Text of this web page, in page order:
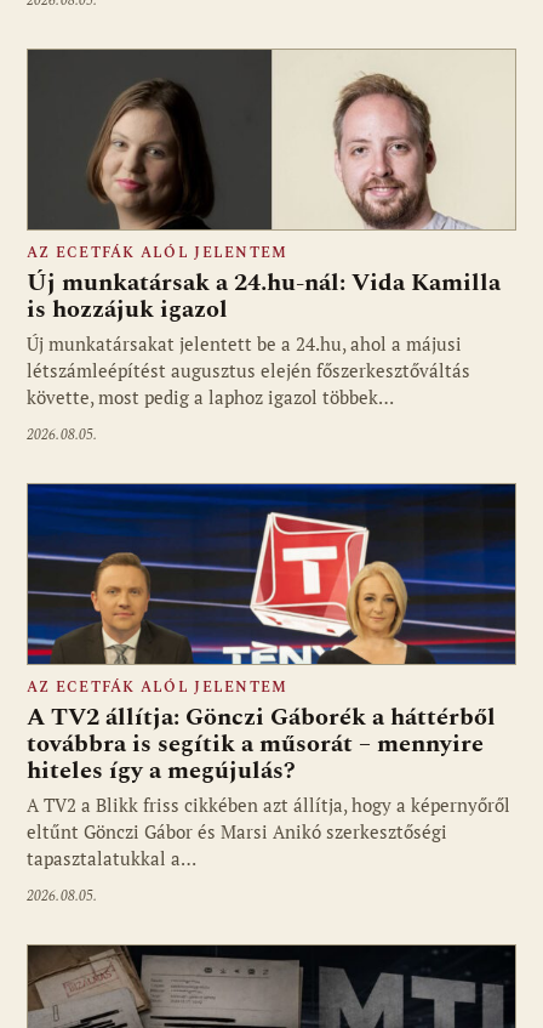
Fotó: media1.hu
AZ ECETFÁK ALÓL JELENTEM
Új munkatársak a 24.hu-nál: Vida Kamilla
is hozzájuk igazol
Új munkatársakat jelentett be a 24.hu, ahol a májusi
létszámleépítést augusztus elején főszerkesztőváltás
követte, most pedig a laphoz igazol többek…
2026.08.05.
Fotó: media1.hu
AZ ECETFÁK ALÓL JELENTEM
A TV2 állítja: Gönczi Gáborék a háttérből
továbbra is segítik a műsorát – mennyire
hiteles így a megújulás?
A TV2 a Blikk friss cikkében azt állítja, hogy a képernyőről
eltűnt Gönczi Gábor és Marsi Anikó szerkesztőségi
tapasztalatukkal a…
2026.08.05.